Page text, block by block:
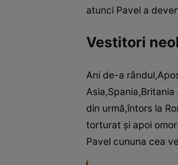
atunci Pavel a
Vestitori
Ani de-a
din urmă,întors la
torturat şi apoi
Pavel cununa cea